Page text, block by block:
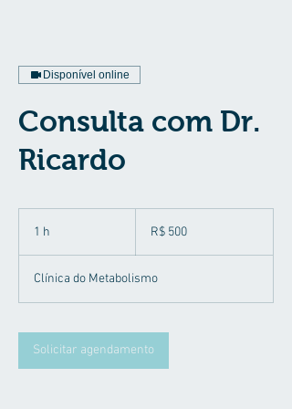
Disponível online
Consulta com Dr.
Ricardo
1 h
brasileiros
R$ 500
Clínica do Metabolismo
Solicitar agendamento